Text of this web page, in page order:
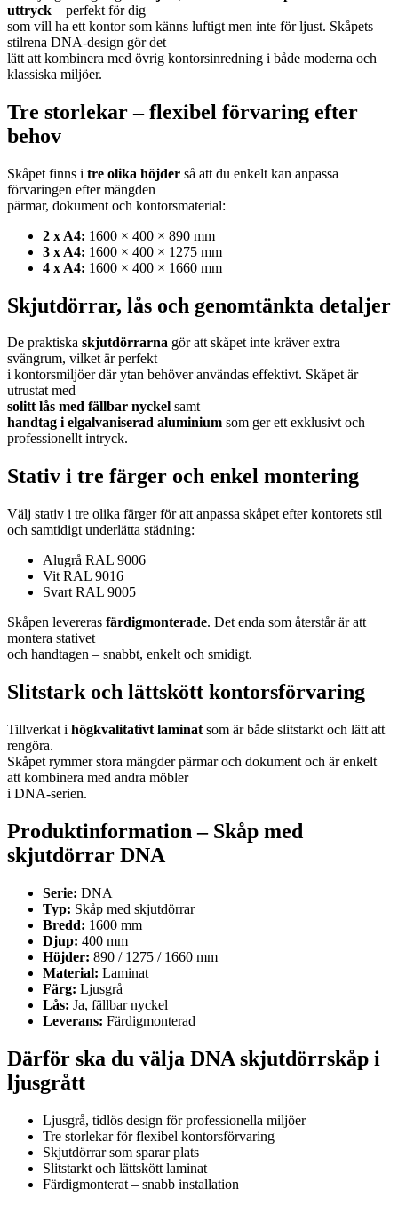
uttryck – perfekt för dig
som vill ha ett kontor som känns luftigt men inte för ljust. Skåpets
stilrena DNA-design gör det
lätt att kombinera med övrig kontorsinredning i både moderna och
klassiska miljöer.
Tre storlekar – flexibel förvaring efter
behov
Skåpet finns i tre olika höjder så att du enkelt kan anpassa
förvaringen efter mängden
pärmar, dokument och kontorsmaterial:
2 x A4: 1600 × 400 × 890 mm
3 x A4: 1600 × 400 × 1275 mm
4 x A4: 1600 × 400 × 1660 mm
Skjutdörrar, lås och genomtänkta detaljer
De praktiska skjutdörrarna gör att skåpet inte kräver extra
svängrum, vilket är perfekt
i kontorsmiljöer där ytan behöver användas effektivt. Skåpet är
utrustat med
solitt lås med fällbar nyckel samt
handtag i elgalvaniserad aluminium som ger ett exklusivt och
professionellt intryck.
Stativ i tre färger och enkel montering
Välj stativ i tre olika färger för att anpassa skåpet efter kontorets stil
och samtidigt underlätta städning:
Alugrå RAL 9006
Vit RAL 9016
Svart RAL 9005
Skåpen levereras färdigmonterade. Det enda som återstår är att
montera stativet
och handtagen – snabbt, enkelt och smidigt.
Slitstark och lättskött kontorsförvaring
Tillverkat i högkvalitativt laminat som är både slitstarkt och lätt att
rengöra.
Skåpet rymmer stora mängder pärmar och dokument och är enkelt
att kombinera med andra möbler
i DNA-serien.
Produktinformation – Skåp med
skjutdörrar DNA
Serie: DNA
Typ: Skåp med skjutdörrar
Bredd: 1600 mm
Djup: 400 mm
Höjder: 890 / 1275 / 1660 mm
Material: Laminat
Färg: Ljusgrå
Lås: Ja, fällbar nyckel
Leverans: Färdigmonterad
Därför ska du välja DNA skjutdörrskåp i
ljusgrått
Ljusgrå, tidlös design för professionella miljöer
Tre storlekar för flexibel kontorsförvaring
Skjutdörrar som sparar plats
Slitstarkt och lättskött laminat
Färdigmonterat – snabb installation